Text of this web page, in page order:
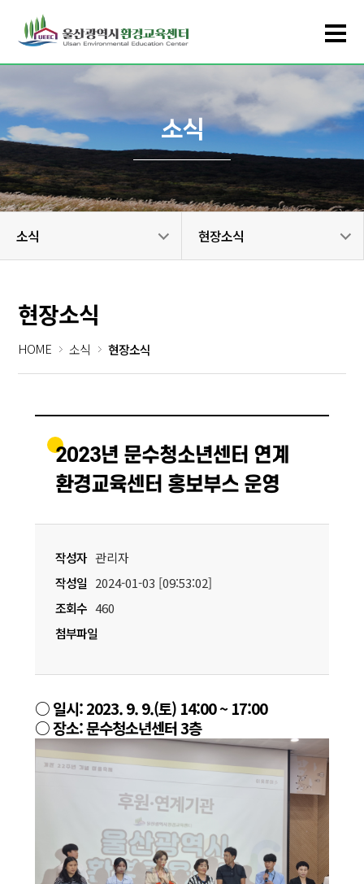
소식
소식 현장소식
현장소식
HOME 소식 현장소식
2023년 문수청소년센터 연계
환경교육센터 홍보부스 운영
작성자 관리자
작성일 2024-01-03 [09:53:02]
조회수 460
첨부파일
○ 일시: 2023. 9. 9.(토) 14:00 ~ 17:00
○ 장소: 문수청소년센터 3층